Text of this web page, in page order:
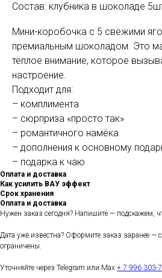
Состав: клубника в шоколаде
Мини-коробочка с 5 свежими
премиальным шоколадом. Это
тёплое внимание, которое
настроение.
Подходит для:
– комплимента
– сюрприза «просто так»
– романтичного намёка
– дополнения к основному
– подарка к чаю
Оплата и доставка
Как усилить ВАУ эффект
Срок хранения
Оплата и доставка
Нужен заказ сегодня? Напишите — подскажем,
Дата уже известна? Оформите заказ заранее —
ограничены.
Уточняйте через Telegram или Max + 7 996 303-